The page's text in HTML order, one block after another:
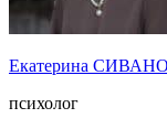
Екатерина
психолог